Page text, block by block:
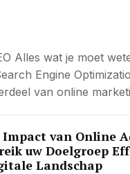
Alles wat je moet
Engine
van online
Impact van Online
uw Doelgroep
Landschap